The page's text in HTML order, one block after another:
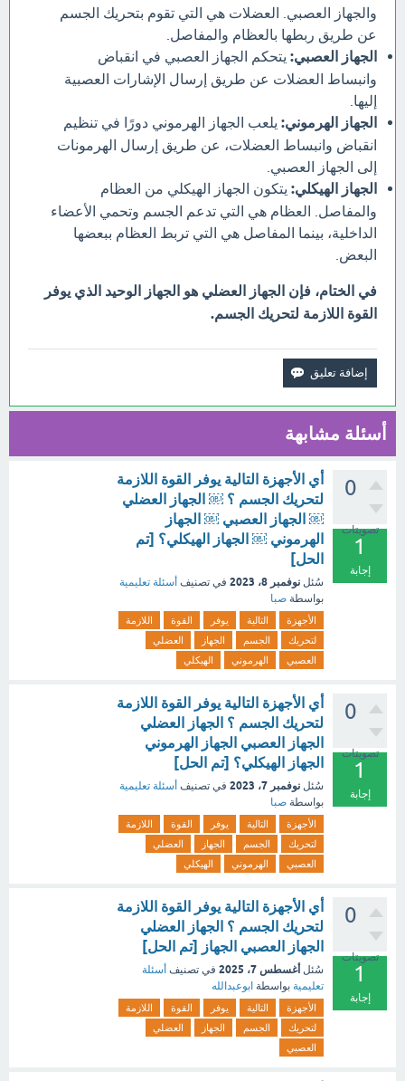
والجهاز العصبي. العضلات هي التي تقوم بتحريك الجسم
عن طريق ربطها بالعظام والمفاصل.
الجهاز العصبي: يتحكم الجهاز العصبي في انقباض
وانبساط العضلات عن طريق إرسال الإشارات العصبية
إليها.
الجهاز الهرموني: يلعب الجهاز الهرموني دورًا في تنظيم
انقباض وانبساط العضلات، عن طريق إرسال الهرمونات
إلى الجهاز العصبي.
الجهاز الهيكلي: يتكون الجهاز الهيكلي من العظام
والمفاصل. العظام هي التي تدعم الجسم وتحمي الأعضاء
الداخلية، بينما المفاصل هي التي تربط العظام ببعضها
البعض.
في الختام، فإن الجهاز العضلي هو الجهاز الوحيد الذي يوفر
القوة اللازمة لتحريك الجسم.
أسئلة مشابهة
0
تصويتات
1
إجابة
أي الأجهزة التالية يوفر القوة اللازمة
لتحريك الجسم ؟ ￼ الجهاز العضلي
￼ الجهاز العصبي ￼ الجهاز
الهرموني ￼ الجهاز الهيكلي؟ [تم
الحل]
سُئل نوفمبر 8، 2023 في تصنيف أسئلة تعليمية
بواسطة صبا
الأجهزة التالية يوفر القوة
اللازمة
لتحريك
الجسم الجهاز
العضلي
العصبي
الهرموني الهيكلي
0
تصويتات
1
إجابة
أي الأجهزة التالية يوفر القوة اللازمة
لتحريك الجسم ؟ الجهاز العضلي
الجهاز العصبي الجهاز الهرموني
الجهاز الهيكلي؟ [تم الحل]
سُئل نوفمبر 7، 2023 في تصنيف أسئلة تعليمية
بواسطة صبا
الأجهزة التالية يوفر القوة
اللازمة
لتحريك
الجسم الجهاز
العضلي
العصبي
الهرموني الهيكلي
0
تصويتات
1
إجابة
أي الأجهزة التالية يوفر القوة اللازمة
لتحريك الجسم ؟ الجهاز العضلي
الجهاز العصبي الجهاز [تم الحل]
سُئل أغسطس 7، 2025 في تصنيف أسئلة
تعليمية بواسطة ابوعبدالله
الأجهزة التالية يوفر القوة
اللازمة
لتحريك
الجسم الجهاز
العضلي
العصبي